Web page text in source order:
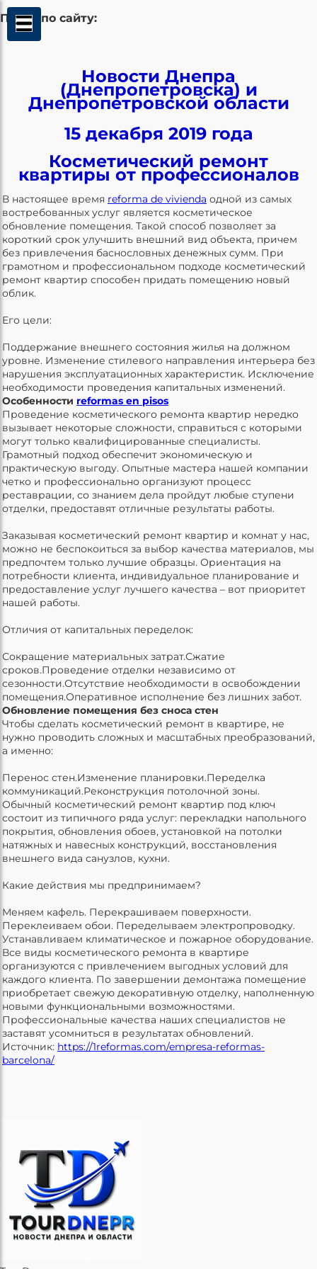
Поиск по сайту:
Новости Днепра
(Днепропетровска) и
Днепропетровской области
15 декабря 2019 года
Косметический ремонт
квартиры от профессионалов
В настоящее время reforma de vivienda одной из самых
востребованных услуг является косметическое
обновление помещения. Такой способ позволяет за
короткий срок улучшить внешний вид объекта, причем
без привлечения баснословных денежных сумм. При
грамотном и профессиональном подходе косметический
ремонт квартир способен придать помещению новый
облик.
Его цели:
Поддержание внешнего состояния жилья на должном
уровне. Изменение стилевого направления интерьера без
нарушения эксплуатационных характеристик. Исключение
необходимости проведения капитальных изменений.
Особенности reformas en pisos
Проведение косметического ремонта квартир нередко
вызывает некоторые сложности, справиться с которыми
могут только квалифицированные специалисты.
Грамотный подход обеспечит экономическую и
практическую выгоду. Опытные мастера нашей компании
четко и профессионально организуют процесс
реставрации, со знанием дела пройдут любые ступени
отделки, предоставят отличные результаты работы.
Заказывая косметический ремонт квартир и комнат у нас,
можно не беспокоиться за выбор качества материалов, мы
предпочтем только лучшие образцы. Ориентация на
потребности клиента, индивидуальное планирование и
предоставление услуг лучшего качества – вот приоритет
нашей работы.
Отличия от капитальных переделок:
Сокращение материальных затрат.Сжатие
сроков.Проведение отделки независимо от
сезонности.Отсутствие необходимости в освобождении
помещения.Оперативное исполнение без лишних забот.
Обновление помещения без сноса стен
Чтобы сделать косметический ремонт в квартире, не
нужно проводить сложных и масштабных преобразований,
а именно:
Перенос стен.Изменение планировки.Переделка
коммуникаций.Реконструкция потолочной зоны.
Обычный косметический ремонт квартир под ключ
состоит из типичного ряда услуг: перекладки напольного
покрытия, обновления обоев, установкой на потолки
натяжных и навесных конструкций, восстановления
внешнего вида санузлов, кухни.
Какие действия мы предпринимаем?
Меняем кафель. Перекрашиваем поверхности.
Переклеиваем обои. Переделываем электропроводку.
Устанавливаем климатическое и пожарное оборудование.
Все виды косметического ремонта в квартире
организуются с привлечением выгодных условий для
каждого клиента. По завершении демонтажа помещение
приобретает свежую декоративную отделку, наполненную
новыми функциональными возможностями.
Профессиональные качества наших специалистов не
заставят усомниться в результатах обновлений.
Источник: https://1reformas.com/empresa-reformas-
barcelona/